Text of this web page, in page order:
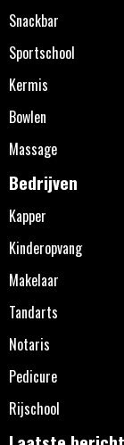
Snackbar
Sportschool
Kermis
Bowlen
Massage
Bedrijven
Kapper
Kinderopvang
Makelaar
Tandarts
Notaris
Pedicure
Rijschool